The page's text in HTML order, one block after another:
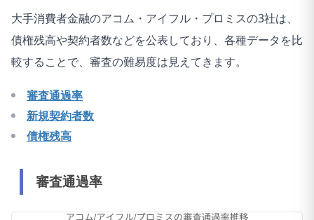
大手消費者金融のアコム・アイフル・プロミスの3社は、
債権残高や契約者数などを公表しており、各種データを比
較することで、審査の難易度は見えてきます。
審査通過率
新規契約者数
債権残高
審査通過率